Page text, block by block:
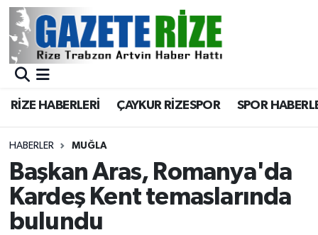
RİZE HABERLERİ ÇAYKUR RİZESPOR SPOR
HABERLER MUĞLA
Başkan Aras, Romanya'da
Kardeş Kent temaslarında
bulundu
BÖLGEMİZ
Asayiş
Rize Jandarma Komutanlığı
Bilim Teknoloji
Merkez Nöbetçi Eczaneler
Merkez Trafik Yoğunluk Haritası
Süper Lig Puan Durumu ve Fikstür
Tüm Manşetler